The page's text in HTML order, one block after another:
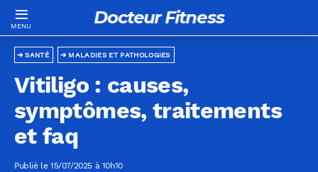
Docteur Fitness
MALADIES ET PATHOLOGIES
SANTÉ
Vitiligo : causes,
symptômes, traitements
et faq
Publié le 15/07/2025 à 10h10